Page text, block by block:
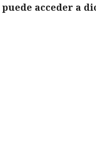
acceder a